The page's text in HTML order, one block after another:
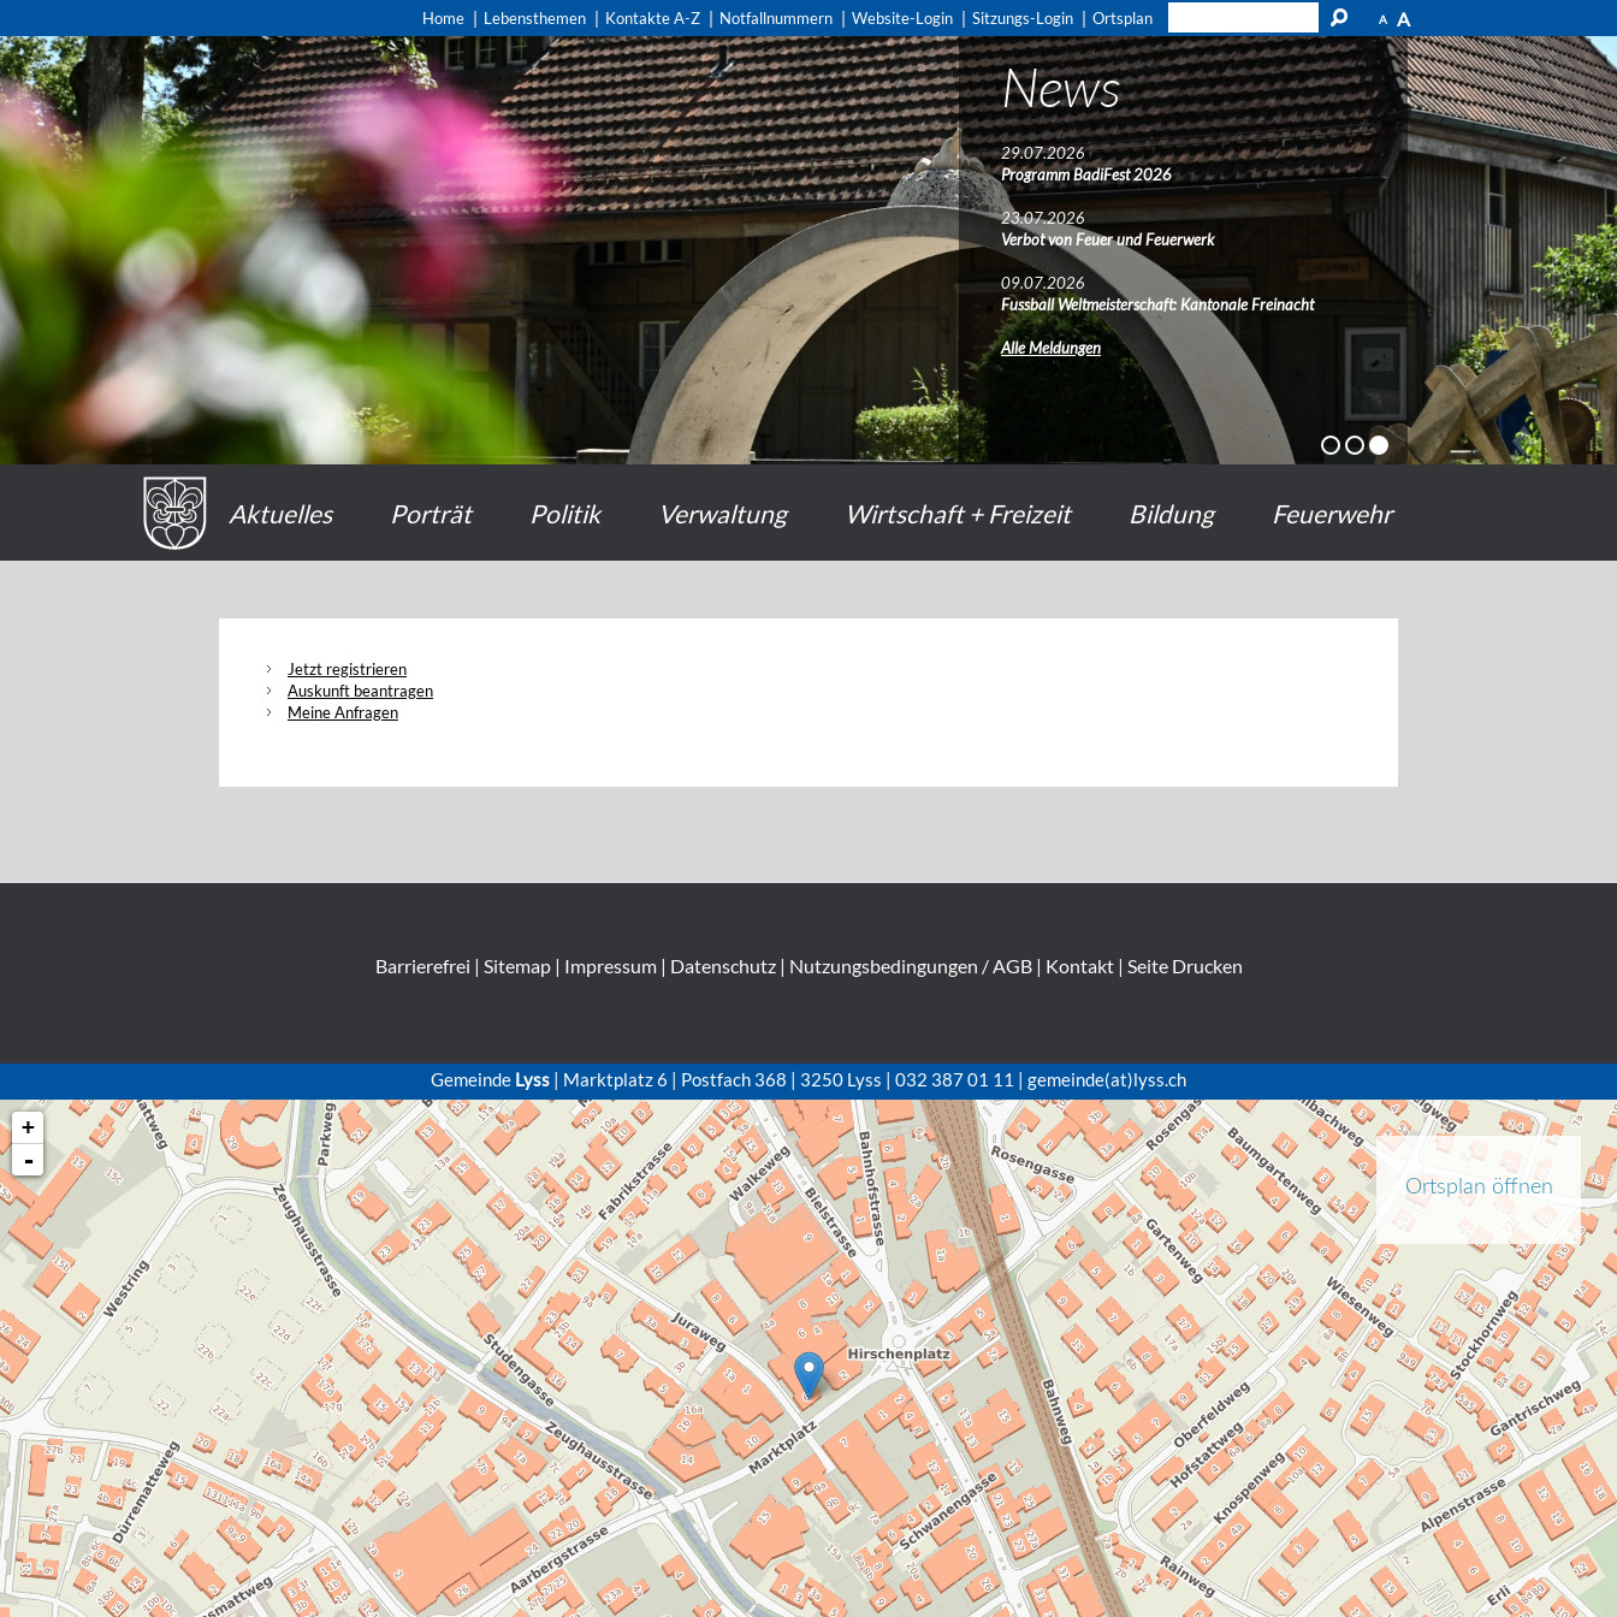
A A
Home Lebensthemen Kontakte A-Z Notfallnummern Website-Login Sitzungs-Login Ortsplan
News
29.07.2026
Programm BadiFest 2026
23.07.2026
Verbot von Feuer und Feuerwerk
09.07.2026
Fussball Weltmeisterschaft: Kantonale Freinacht
Alle Meldungen
Aktuelles Porträt Politik Verwaltung Wirtschaft + Freizeit Bildung Feuerwehr
Jetzt registrieren
Auskunft beantragen
Meine Anfragen
Barrierefrei | Sitemap| Impressum| Datenschutz| Nutzungsbedingungen / AGB| Kontakt| Seite Drucken
Gemeinde Lyss | Marktplatz 6 | Postfach 368 | 3250 Lyss | 032 387 01 11 | gemeinde(at)lyss.ch